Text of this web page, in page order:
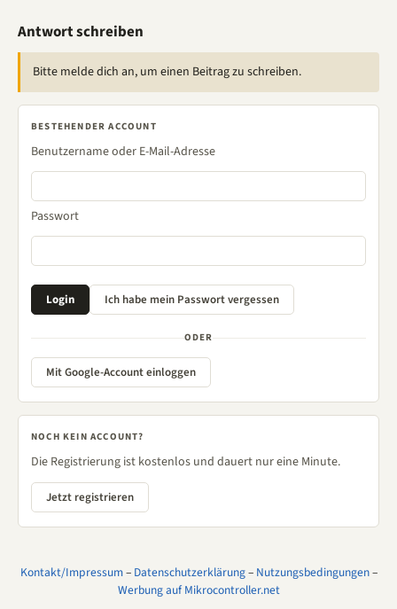
Antwort schreiben
Bitte melde dich an, um einen Beitrag zu schreiben.
BESTEHENDER ACCOUNT
Benutzername oder E-Mail-Adresse
Passwort
ODER
Mit Google-Account einloggen
NOCH KEIN ACCOUNT?
Die Registrierung ist kostenlos und dauert nur eine Minute.
Jetzt registrieren
Kontakt/Impressum– Datenschutzerklärung– Nutzungsbedingungen–
Werbung auf Mikrocontroller.net